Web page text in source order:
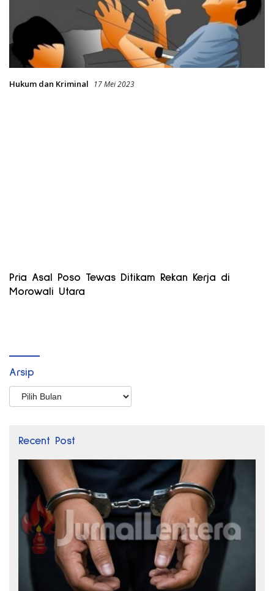
Hukum dan Kriminal 17 Mei 2023
Pria Asal Poso Tewas Ditikam Rekan Kerja di
Morowali Utara
Arsip
Arsip
Recent Post